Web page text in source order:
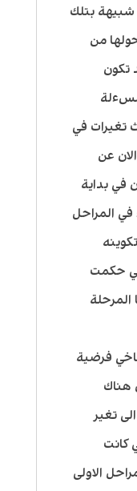
شبيهة بتلك
من
تكون
تغيرات في
عن
في بداية
في المراحل
حكمت
فرضية
هناك
تغير
كانت
الاولى